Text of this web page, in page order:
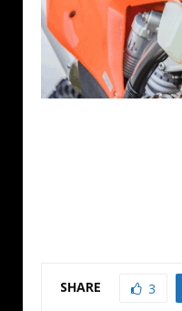
SHARE 3